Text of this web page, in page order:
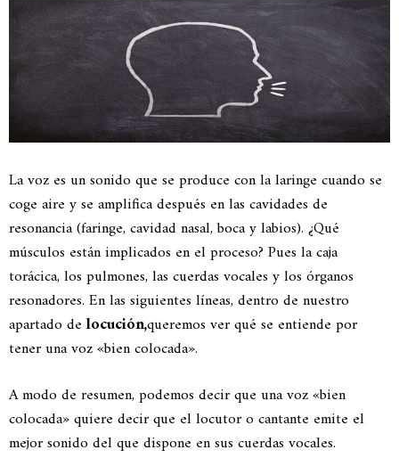
La voz es un sonido que se produce con la laringe cuando se
coge aire y se amplifica después en las cavidades de
resonancia (faringe, cavidad nasal, boca y labios). ¿Qué
músculos están implicados en el proceso? Pues la caja
torácica, los pulmones, las cuerdas vocales y los órganos
resonadores. En las siguientes líneas, dentro de nuestro
apartado delocución,queremos ver qué se entiende por
tener una voz «bien colocada».
A modo de resumen, podemos decir que una voz «bien
colocada» quiere decir que el locutor o cantante emite el
mejor sonido del que dispone en sus cuerdas vocales.